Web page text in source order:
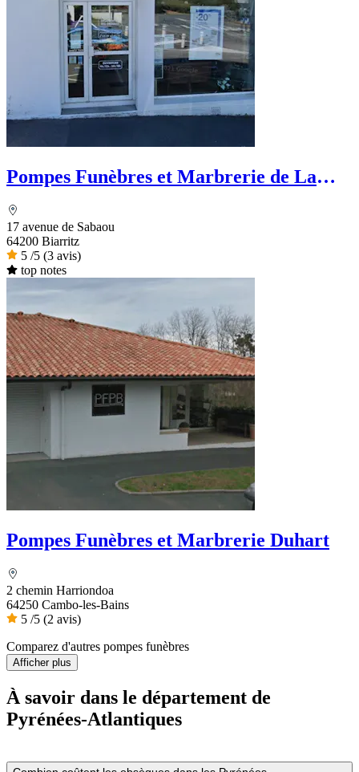
Pompes Funèbres et Marbrerie de La
17 avenue de Sabaou
64200 Biarritz
5 /5 (3 avis)
top notes
Pompes Funèbres et Marbrerie Duhart
2 chemin Harriondoa
64250 Cambo-les-Bains
5 /5 (2 avis)
Comparez d'autres pompes funèbres
Afficher plus
À savoir dans le département de
Pyrénées-Atlantiques